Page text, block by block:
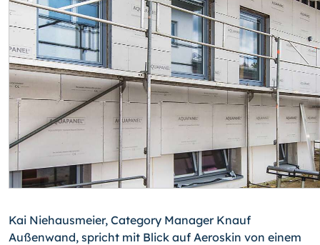
Kai Niehausmeier, Category Manager Knauf
Außenwand, spricht mit Blick auf Aeroskin von einem